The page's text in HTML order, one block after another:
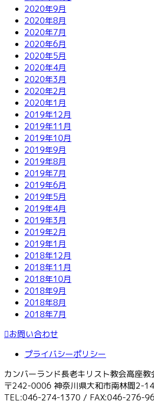
2020年9月
2020年8月
2020年7月
2020年6月
2020年5月
2020年4月
2020年3月
2020年2月
2020年1月
2019年12月
2019年11月
2019年10月
2019年9月
2019年8月
2019年7月
2019年6月
2019年5月
2019年4月
2019年3月
2019年2月
2019年1月
2018年12月
2018年11月
2018年10月
2018年9月
2018年8月
2018年7月
お問い合わせ
プライバシーポリシー
カンバーランド長老キリスト教会高座教
〒242-0006 神奈川県大和市南林間2-
TEL:046-274-1370 / FAX:046-276-